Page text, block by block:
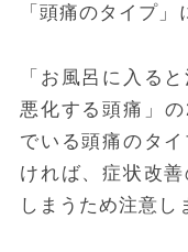
「頭痛のタイプ」
「お風呂に入る
悪化する頭痛」
でいる頭痛のタ
ければ、症状改
しまうため注意し